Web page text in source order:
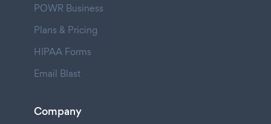
POWR Business
Plans & Pricing
HIPAA Forms
Email Blast
Company